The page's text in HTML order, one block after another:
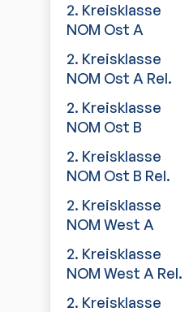
2. Kreisklasse
NOM Ost A
2. Kreisklasse
NOM Ost A Rel.
2. Kreisklasse
NOM Ost B
2. Kreisklasse
NOM Ost B Rel.
2. Kreisklasse
NOM West A
2. Kreisklasse
NOM West A Rel.
2. Kreisklasse